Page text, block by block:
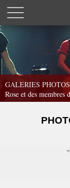
GALERIES
Rose et des membres